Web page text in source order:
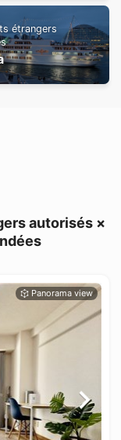
étrangers
autorisés ×